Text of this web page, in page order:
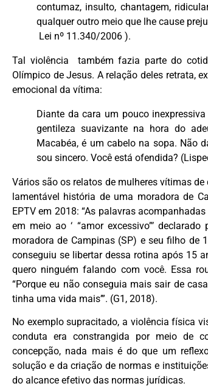
contumaz, insulto, chantagem,
qualquer outro meio que lhe cause
Lei nº 11.340/2006 ).
Tal violência também fazia parte do
Olímpico de Jesus. A relação deles retrata,
emocional da vítima:
Diante da cara um pouco
gentileza suavizante na hora do
Macabéa, é um cabelo na sopa. Não
sou sincero. Você está ofendida?
Vários são os relatos de mulheres vítimas
lamentável história de uma moradora de
EPTV em 2018: “As palavras
em meio ao ‘ “amor excessivo”’
moradora de Campinas (SP) e seu filho
conseguiu se libertar dessa rotina após 15
quero ninguém falando com você. Essa
“Porque eu não conseguia mais sair de
tinha uma vida mais’”. (G1, 2018).
No exemplo supracitado, a violência física
conduta era constrangida por meio de
concepção, nada mais é do que um
solução e da criação de normas e
do alcance efetivo das normas jurídicas.